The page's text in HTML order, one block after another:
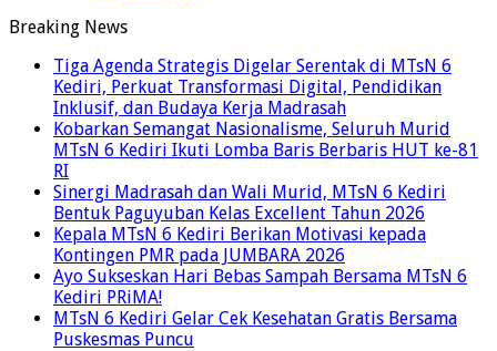
Breaking News
Tiga Agenda Strategis Digelar Serentak di MTsN 6
Kediri, Perkuat Transformasi Digital, Pendidikan
Inklusif, dan Budaya Kerja Madrasah
Kobarkan Semangat Nasionalisme, Seluruh Murid
MTsN 6 Kediri Ikuti Lomba Baris Berbaris HUT ke-81
RI
Sinergi Madrasah dan Wali Murid, MTsN 6 Kediri
Bentuk Paguyuban Kelas Excellent Tahun 2026
Kepala MTsN 6 Kediri Berikan Motivasi kepada
Kontingen PMR pada JUMBARA 2026
Ayo Sukseskan Hari Bebas Sampah Bersama MTsN 6
Kediri PRiMA!
MTsN 6 Kediri Gelar Cek Kesehatan Gratis Bersama
Puskesmas Puncu